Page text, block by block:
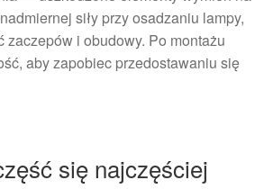
siły przy osadzaniu lampy,
zaczepów i obudowy. Po montażu
aby zapobiec przedostawaniu się
się najczęściej